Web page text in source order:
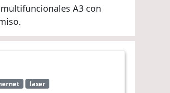
A3 con
laser